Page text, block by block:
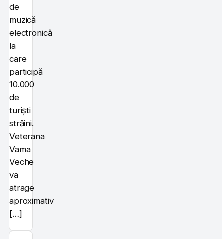
de
muzică
electronică
la
care
participă
10.000
de
turiști
străini.
Veterana
Vama
Veche
va
atrage
aproximativ
[…]